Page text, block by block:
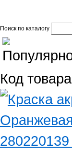
Поиск по каталогу
Код